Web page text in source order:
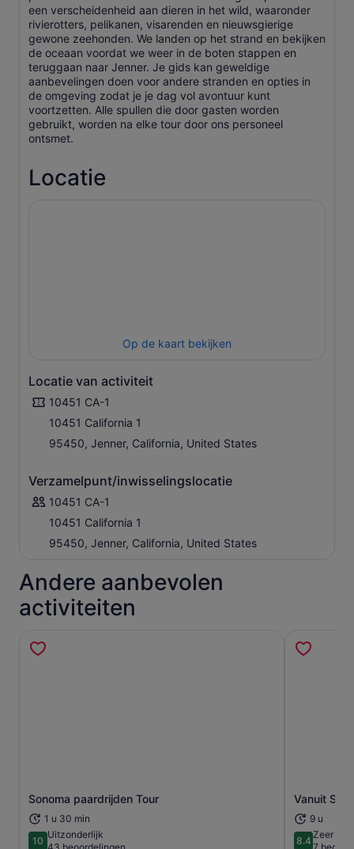
een verscheidenheid aan dieren in het wild, waaronder
rivierotters, pelikanen, visarenden en nieuwsgierige
gewone zeehonden. We landen op het strand en bekijken
de oceaan voordat we weer in de boten stappen en
teruggaan naar Jenner. Je gids kan geweldige
aanbevelingen doen voor andere stranden en opties in
de omgeving zodat je je dag vol avontuur kunt
voortzetten. Alle spullen die door gasten worden
gebruikt, worden na elke tour door ons personeel
ontsmet.
Locatie
Op de kaart bekijken
Locatie van activiteit
10451 CA-1
10451 California 1
95450, Jenner, California, United States
Verzamelpunt/inwisselingslocatie
10451 CA-1
10451 California 1
95450, Jenner, California, United States
Andere aanbevolen
activiteiten
Sonoma paardrijden Tour
1 u 30 min
1010 van 10
Uitzonderlijk
Opent een nieuwe tab Vanuit San
9 u
8.48.4 van 10
Zeer